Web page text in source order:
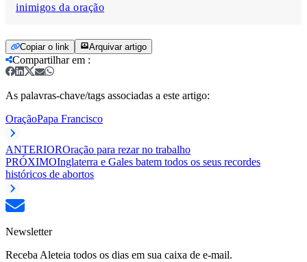
inimigos da oração
Copiar o link Arquivar artigo
Compartilhar em :
As palavras-chave/tags associadas a este artigo:
OraçãoPapa Francisco
ANTERIOROração para rezar no trabalho
PRÓXIMOInglaterra e Gales batem todos os seus recordes
históricos de abortos
Newsletter
Receba Aleteia todos os dias em sua caixa de e-mail.